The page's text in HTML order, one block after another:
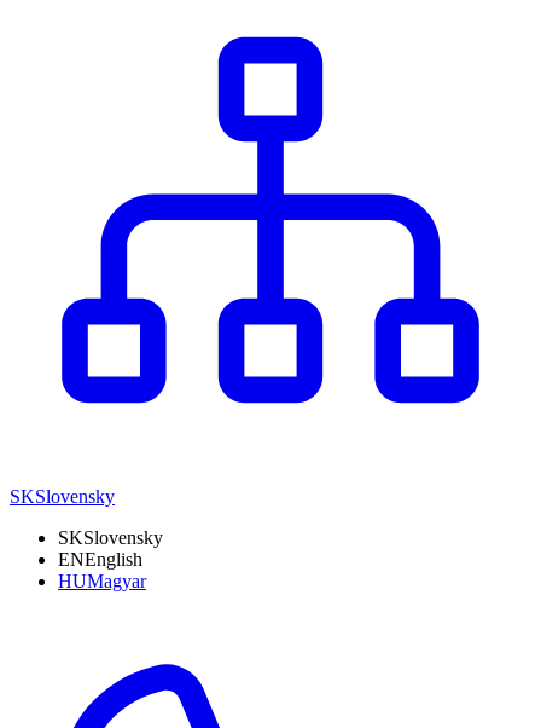
SKSlovensky
SKSlovensky
ENEnglish
HUMagyar